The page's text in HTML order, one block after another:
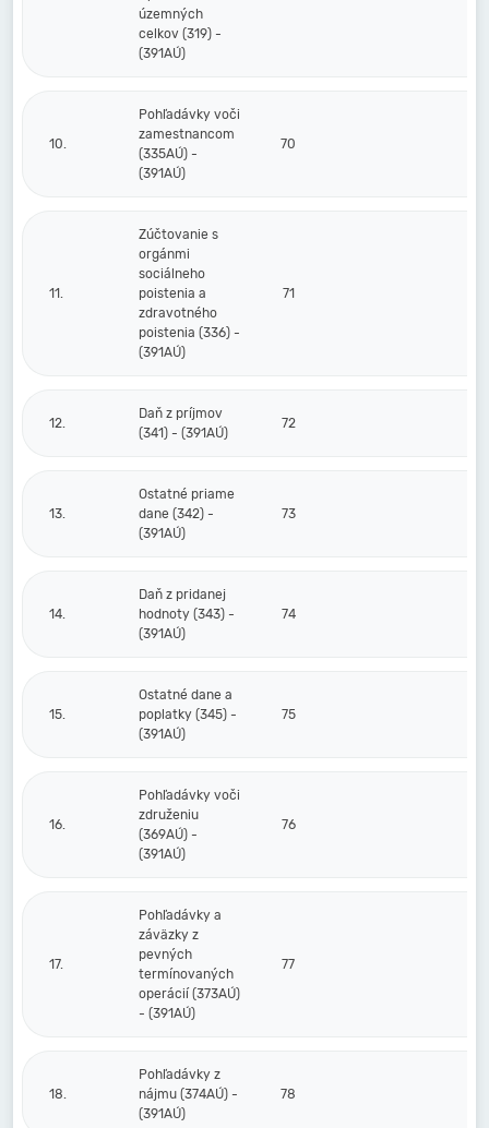
územných
celkov (319) -
(391AÚ)
10.
Pohľadávky voči
zamestnancom
(335AÚ) -
(391AÚ)
70
11.
Zúčtovanie s
orgánmi
sociálneho
poistenia a
zdravotného
poistenia (336) -
(391AÚ)
71
12.
Daň z príjmov
(341) - (391AÚ)
72
13.
Ostatné priame
dane (342) -
(391AÚ)
73
14.
Daň z pridanej
hodnoty (343) -
(391AÚ)
74
15.
Ostatné dane a
poplatky (345) -
(391AÚ)
75
16.
Pohľadávky voči
združeniu
(369AÚ) -
(391AÚ)
76
17.
Pohľadávky a
záväzky z
pevných
termínovaných
operácií (373AÚ)
- (391AÚ)
77
18.
Pohľadávky z
nájmu (374AÚ) -
(391AÚ)
78